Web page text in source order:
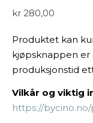
kr 280,00
Produktet kan
kjøpsknappen er
produksjonstid
Vilkår og viktig
https://